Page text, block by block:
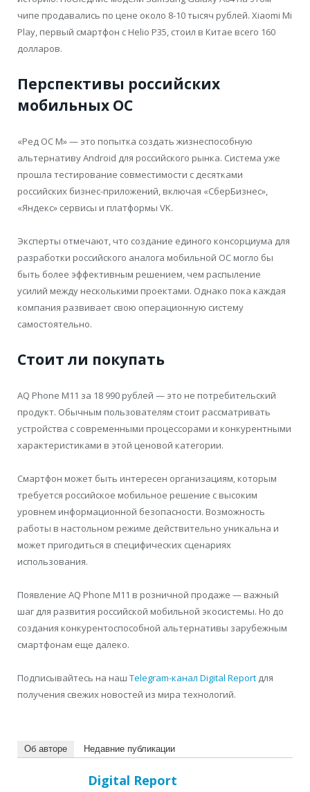
чипе продавались по цене около 8-10 тысяч рублей. Xiaomi Mi
Play, первый смартфон с Helio P35, стоил в Китае всего 160
долларов.
Перспективы российских
мобильных ОС
«Ред ОС М» — это попытка создать жизнеспособную
альтернативу Android для российского рынка. Система уже
прошла тестирование совместимости с десятками
российских бизнес-приложений, включая «СберБизнес»,
«Яндекс» сервисы и платформы VK.
Эксперты отмечают, что создание единого консорциума для
разработки российского аналога мобильной ОС могло бы
быть более эффективным решением, чем распыление
усилий между несколькими проектами. Однако пока каждая
компания развивает свою операционную систему
самостоятельно.
Стоит ли покупать
AQ Phone M11 за 18 990 рублей — это не потребительский
продукт. Обычным пользователям стоит рассматривать
устройства с современными процессорами и конкурентными
характеристиками в этой ценовой категории.
Смартфон может быть интересен организациям, которым
требуется российское мобильное решение с высоким
уровнем информационной безопасности. Возможность
работы в настольном режиме действительно уникальна и
может пригодиться в специфических сценариях
использования.
Появление AQ Phone M11 в розничной продаже — важный
шаг для развития российской мобильной экосистемы. Но до
создания конкурентоспособной альтернативы зарубежным
смартфонам еще далеко.
Подписывайтесь на наш Telegram-канал Digital Report для
получения свежих новостей из мира технологий.
Об авторе Недавние публикации
Digital Report